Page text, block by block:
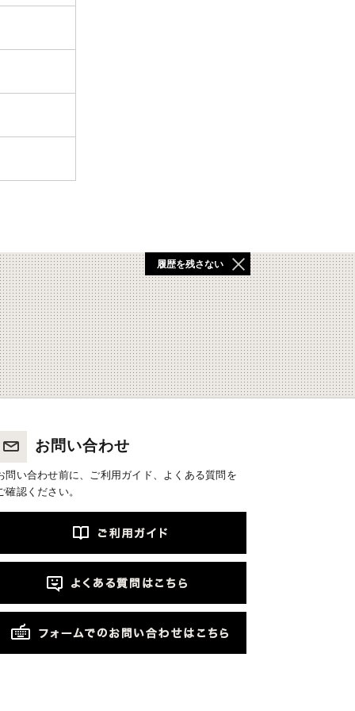
履歴を残さない
お問い合わせ
問い合わせ前に、ご利用ガイド、よくある質問を
確認ください。